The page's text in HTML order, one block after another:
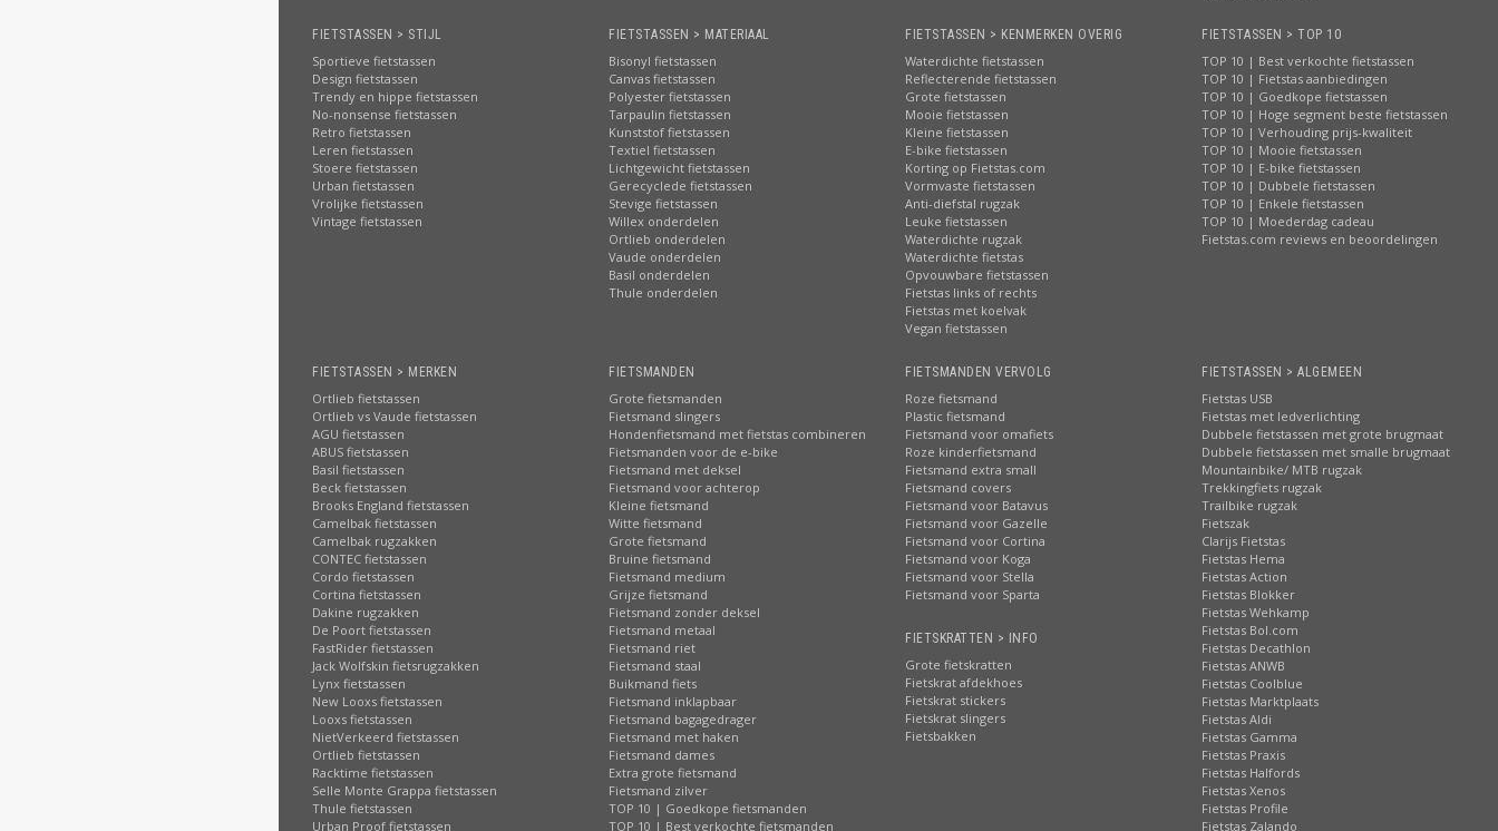
FIETSTASSEN > STIJL
Sportieve fietstassen
Design fietstassen
Trendy en hippe fietstassen
No-nonsense fietstassen
Retro fietstassen
Leren fietstassen
Stoere fietstassen
Urban fietstassen
Vrolijke fietstassen
Vintage fietstassen
FIETSTASSEN > MATERIAAL
Bisonyl fietstassen
Canvas fietstassen
Polyester fietstassen
Tarpaulin fietstassen
Kunststof fietstassen
Textiel fietstassen
Lichtgewicht fietstassen
Gerecyclede fietstassen
Stevige fietstassen
Willex onderdelen
Ortlieb onderdelen
Vaude onderdelen
Basil onderdelen
Thule onderdelen
FIETSTASSEN > KENMERKEN OVERIG
Waterdichte fietstassen
Reflecterende fietstassen
Grote fietstassen
Mooie fietstassen
Kleine fietstassen
E-bike fietstassen
Korting op Fietstas.com
Vormvaste fietstassen
Anti-diefstal rugzak
Leuke fietstassen
Waterdichte rugzak
Waterdichte fietstas
Opvouwbare fietstassen
Fietstas links of rechts
Fietstas met koelvak
Vegan fietstassen
FIETSTASSEN > TOP 10
TOP 10 | Best verkochte fietstassen
TOP 10 | Fietstas aanbiedingen
TOP 10 | Goedkope fietstassen
TOP 10 | Hoge segment beste fietstassen
TOP 10 | Verhouding prijs-kwaliteit
TOP 10 | Mooie fietstassen
TOP 10 | E-bike fietstassen
TOP 10 | Dubbele fietstassen
TOP 10 | Enkele fietstassen
TOP 10 | Moederdag cadeau
Fietstas.com reviews en beoordelingen
FIETSTASSEN > MERKEN
Ortlieb fietstassen
Ortlieb vs Vaude fietstassen
AGU fietstassen
ABUS fietstassen
Basil fietstassen
Beck fietstassen
Brooks England fietstassen
Camelbak fietstassen
Camelbak rugzakken
CONTEC fietstassen
Cordo fietstassen
Cortina fietstassen
Dakine rugzakken
De Poort fietstassen
FastRider fietstassen
Jack Wolfskin fietsrugzakken
Lynx fietstassen
New Looxs fietstassen
Looxs fietstassen
NietVerkeerd fietstassen
Ortlieb fietstassen
Racktime fietstassen
Selle Monte Grappa fietstassen
Thule fietstassen
Urban Proof fietstassen
FIETSMANDEN
Grote fietsmanden
Fietsmand slingers
Hondenfietsmand met fietstas combineren
Fietsmanden voor de e-bike
Fietsmand met deksel
Fietsmand voor achterop
Kleine fietsmand
Witte fietsmand
Grote fietsmand
Bruine fietsmand
Fietsmand medium
Grijze fietsmand
Fietsmand zonder deksel
Fietsmand metaal
Fietsmand riet
Fietsmand staal
Buikmand fiets
Fietsmand inklapbaar
Fietsmand bagagedrager
Fietsmand met haken
Fietsmand dames
Extra grote fietsmand
Fietsmand zilver
TOP 10 | Goedkope fietsmanden
TOP 10 | Best verkochte fietsmanden
FIETSMANDEN VERVOLG
Roze fietsmand
Plastic fietsmand
Fietsmand voor omafiets
Roze kinderfietsmand
Fietsmand extra small
Fietsmand covers
Fietsmand voor Batavus
Fietsmand voor Gazelle
Fietsmand voor Cortina
Fietsmand voor Koga
Fietsmand voor Stella
Fietsmand voor Sparta
FIETSKRATTEN > INFO
Grote fietskratten
Fietskrat afdekhoes
Fietskrat stickers
Fietskrat slingers
Fietsbakken
FIETSTASSEN > ALGEMEEN
Fietstas USB
Fietstas met ledverlichting
Dubbele fietstassen met grote brugmaat
Dubbele fietstassen met smalle brugmaat
Mountainbike/ MTB rugzak
Trekkingfiets rugzak
Trailbike rugzak
Fietszak
Clarijs Fietstas
Fietstas Hema
Fietstas Action
Fietstas Blokker
Fietstas Wehkamp
Fietstas Bol.com
Fietstas Decathlon
Fietstas ANWB
Fietstas Coolblue
Fietstas Marktplaats
Fietstas Aldi
Fietstas Gamma
Fietstas Praxis
Fietstas Halfords
Fietstas Xenos
Fietstas Profile
Fietstas Zalando